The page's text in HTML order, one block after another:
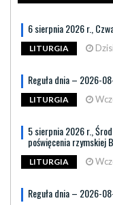
6 sierpnia 2026 r.,
LITURGIA
Reguła dnia – 2026-
LITURGIA
5 sierpnia 2026 r.,
poświęcenia rzymskiej
LITURGIA
Reguła dnia – 2026-